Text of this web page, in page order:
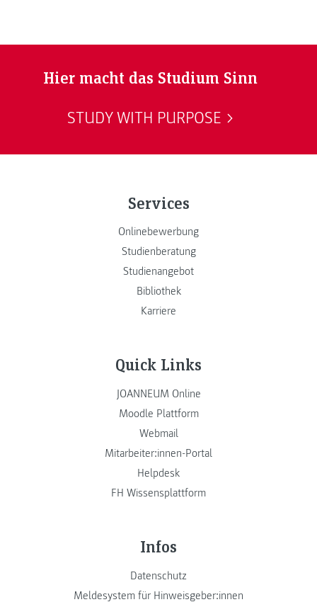
Hier macht das Studium Sinn
STUDY WITH PURPOSE
Services
Onlinebewerbung
Studienberatung
Studienangebot
Bibliothek
Karriere
Quick Links
JOANNEUM Online
Moodle Plattform
Webmail
Mitarbeiter:innen-Portal
Helpdesk
FH Wissensplattform
Infos
Datenschutz
Meldesystem für Hinweisgeber:innen